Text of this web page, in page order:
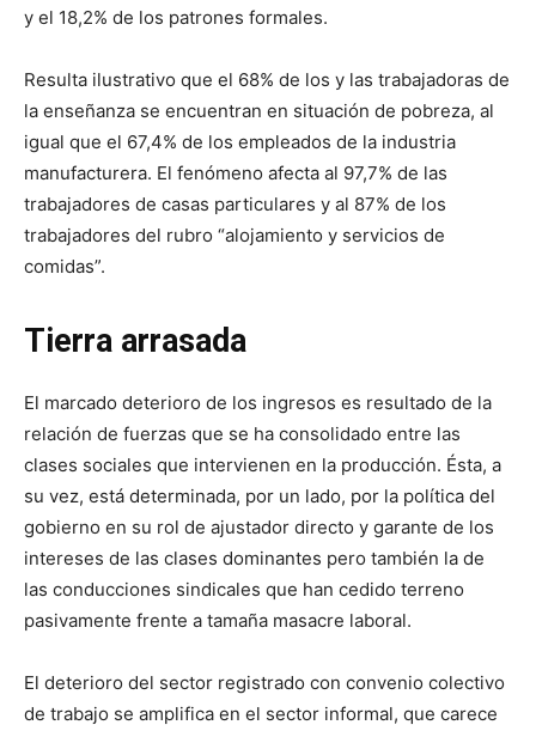
y el 18,2% de los patrones formales.
Resulta ilustrativo que el 68% de los y las trabajadoras de
la enseñanza se encuentran en situación de pobreza, al
igual que el 67,4% de los empleados de la industria
manufacturera. El fenómeno afecta al 97,7% de las
trabajadores de casas particulares y al 87% de los
trabajadores del rubro “alojamiento y servicios de
comidas”.
Tierra arrasada
El marcado deterioro de los ingresos es resultado de la
relación de fuerzas que se ha consolidado entre las
clases sociales que intervienen en la producción. Ésta, a
su vez, está determinada, por un lado, por la política del
gobierno en su rol de ajustador directo y garante de los
intereses de las clases dominantes pero también la de
las conducciones sindicales que han cedido terreno
pasivamente frente a tamaña masacre laboral.
El deterioro del sector registrado con convenio colectivo
de trabajo se amplifica en el sector informal, que carece